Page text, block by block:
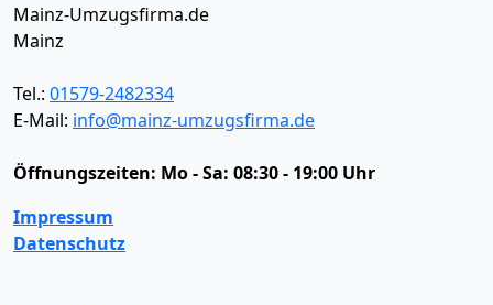
Mainz-Umzugsfirma.de
Mainz
Tel.: 01579-2482334
E-Mail: info@mainz-umzugsfirma.de
Öffnungszeiten: Mo - Sa: 08:30 - 19:00 Uhr
Impressum
Datenschutz